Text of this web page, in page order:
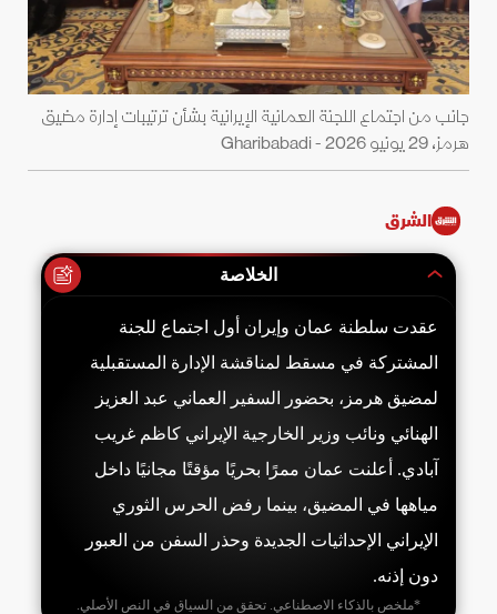
جانب من اجتماع اللجنة العمانية الإيرانية بشأن ترتيبات إدارة مضيق
هرمز، 29 يونيو 2026 - Gharibabadi
الشرق
الخلاصة
عقدت سلطنة عمان وإيران أول اجتماع للجنة
المشتركة في مسقط لمناقشة الإدارة المستقبلية
لمضيق هرمز، بحضور السفير العماني عبد العزيز
الهنائي ونائب وزير الخارجية الإيراني كاظم غريب
آبادي. أعلنت عمان ممرًا بحريًا مؤقتًا مجانيًا داخل
مياهها في المضيق، بينما رفض الحرس الثوري
الإيراني الإحداثيات الجديدة وحذر السفن من العبور
دون إذنه.
*ملخص بالذكاء الاصطناعي. تحقق من السياق في النص الأصلي.